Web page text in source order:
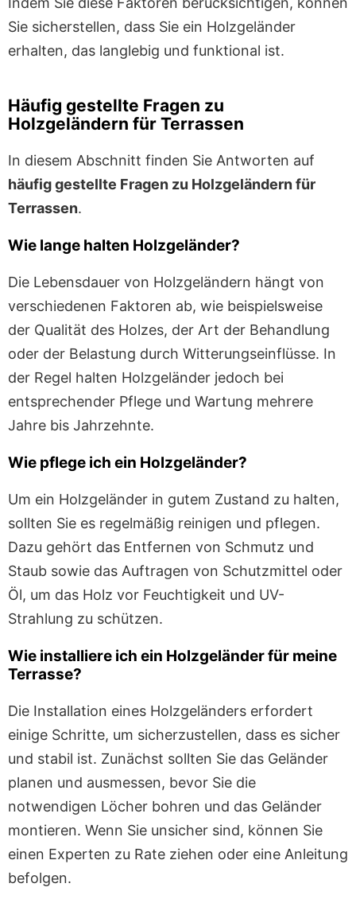
Sie sicherstellen, dass Sie ein Holzgeländer
erhalten, das langlebig und funktional ist.
Häufig gestellte Fragen zu
Holzgeländern für Terrassen
In diesem Abschnitt finden Sie Antworten auf
häufig gestellte Fragen zu Holzgeländern für
Terrassen.
Wie lange halten Holzgeländer?
Die Lebensdauer von Holzgeländern hängt von
verschiedenen Faktoren ab, wie beispielsweise
der Qualität des Holzes, der Art der Behandlung
oder der Belastung durch Witterungseinflüsse. In
der Regel halten Holzgeländer jedoch bei
entsprechender Pflege und Wartung mehrere
Jahre bis Jahrzehnte.
Wie pflege ich ein Holzgeländer?
Um ein Holzgeländer in gutem Zustand zu halten,
sollten Sie es regelmäßig reinigen und pflegen.
Dazu gehört das Entfernen von Schmutz und
Staub sowie das Auftragen von Schutzmittel oder
Öl, um das Holz vor Feuchtigkeit und UV-
Strahlung zu schützen.
Wie installiere ich ein Holzgeländer für meine
Terrasse?
Die Installation eines Holzgeländers erfordert
einige Schritte, um sicherzustellen, dass es sicher
und stabil ist. Zunächst sollten Sie das Geländer
planen und ausmessen, bevor Sie die
notwendigen Löcher bohren und das Geländer
montieren. Wenn Sie unsicher sind, können Sie
einen Experten zu Rate ziehen oder eine Anleitung
befolgen.